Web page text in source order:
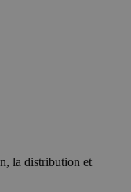
la distribution et